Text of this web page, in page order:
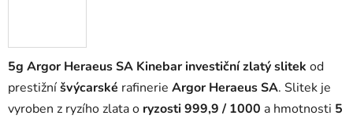
5g Argor Heraeus SA Kinebar investiční zlatý slitek od
prestižníšvýcarské rafinerie Argor Heraeus SA. Slitek je
vyroben z ryzího zlata o ryzosti 999,9 / 1000 a hmotnosti 5